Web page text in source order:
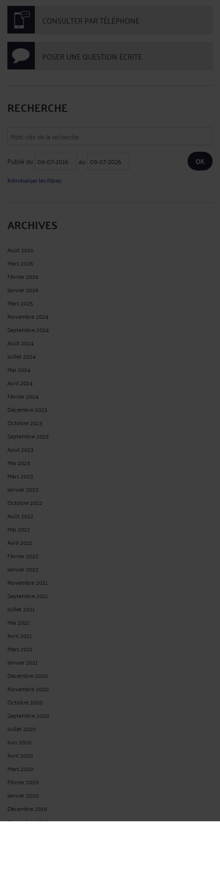
CONSULTER PAR TÉLÉPHONE
POSER UNE QUESTION ÉCRITE
RECHERCHE
Publié du au
Réinitialiser les filtres
ARCHIVES
Août 2026
Mars 2026
Février 2026
Janvier 2026
Mars 2025
Novembre 2024
Septembre 2024
Août 2024
Juillet 2024
Mai 2024
Avril 2024
Février 2024
Décembre 2023
Octobre 2023
Septembre 2023
Août 2023
Mai 2023
Mars 2023
Janvier 2023
Octobre 2022
Août 2022
Mai 2022
Avril 2022
Février 2022
Janvier 2022
Novembre 2021
Septembre 2021
Juillet 2021
Mai 2021
Avril 2021
Mars 2021
Janvier 2021
Décembre 2020
Novembre 2020
Octobre 2020
Septembre 2020
Juillet 2020
Juin 2020
Avril 2020
Mars 2020
Février 2020
Janvier 2020
Décembre 2019
Novembre 2019